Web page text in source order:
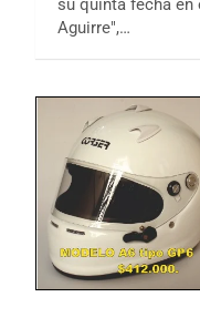
su quinta fecha
Aguirre",…